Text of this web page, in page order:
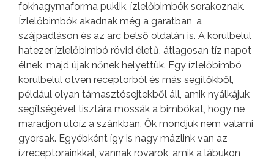
fokhagymaforma puklik, ízlelőbimbók sorakoznak.
Ízlelőbimbók akadnak még a garatban, a
szájpadláson és az arc belső oldalán is. A körülbelül
hatezer ízlelőbimbó rövid életű, átlagosan tíz napot
élnek, majd újak nőnek helyettük. Egy ízlelőbimbó
körülbelül ötven receptorból és más segítőkből,
például olyan támasztósejtekből áll, amik nyálkájuk
segítségével tisztára mossák a bimbókat, hogy ne
maradjon utóíz a szánkban. Ők mondjuk nem valami
gyorsak. Egyébként így is nagy mázlink van az
ízreceptorainkkal, vannak rovarok, amik a lábukon